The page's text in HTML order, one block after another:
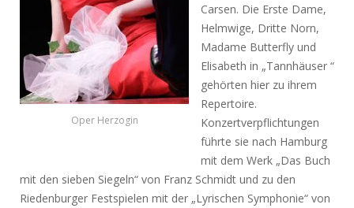
Oper Herzogin
Carsen. Die Erste Dame,
Helmwige, Dritte Norn,
Madame Butterfly und
Elisabeth in „Tannhäuser “
gehörten hier zu ihrem
Repertoire.
Konzertverpflichtungen
führte sie nach Hamburg
mit dem Werk „Das Buch
mit den sieben Siegeln“ von Franz Schmidt und zu den
Riedenburger Festspielen mit der „Lyrischen Symphonie“ von